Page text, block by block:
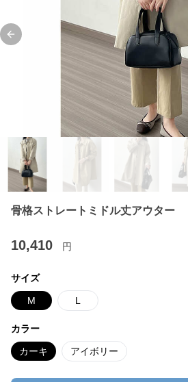
Previous slide
骨格ストレートミドル丈アウター
10,410 円
サイズ
M L
カラー
カーキ アイボリー